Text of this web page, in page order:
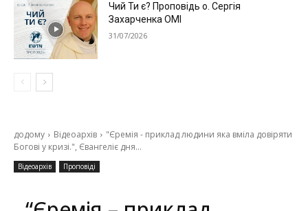
Чий Ти є? Проповідь о. Сергія
Захарченка ОМІ
31/07/2026